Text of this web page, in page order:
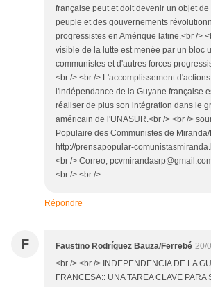
française peut et doit devenir un objet
peuple et des gouvernements
progressistes en Amérique latine.<br />
visible de la lutte est menée par un bloc
communistes et d'autres forces
<br /> <br /> L'accomplissement
l'indépendance de la Guyane française
réaliser de plus son intégration dans le
américain de l'UNASUR.<br /> <br />
Populaire des Communistes de
http://prensapopular-
<br /> Correo;
<br /> <br />
Répondre
F Faustino Rodríguez Bauza/Ferrebé 20/
<br /> <br /> INDEPENDENCIA DE LA
FRANCESA:: UNA TAREA CLAVE PARA